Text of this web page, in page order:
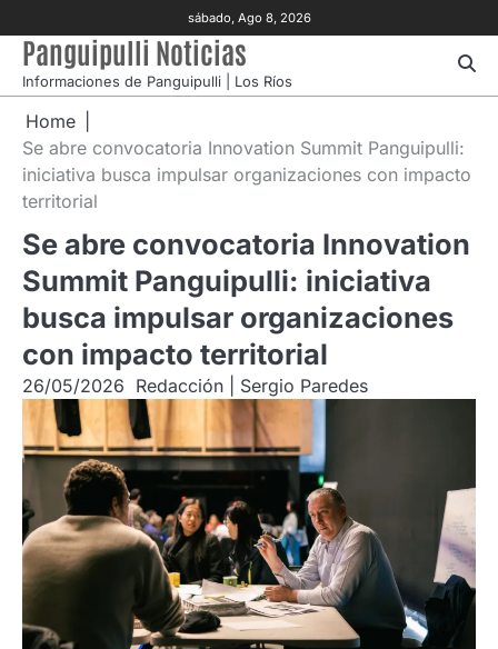
to
content
sábado, Ago 8, 2026
Panguipulli Noticias
Informaciones de Panguipulli | Los Ríos
Home
Se abre convocatoria Innovation Summit Panguipulli:
iniciativa busca impulsar organizaciones con impacto
territorial
Se abre convocatoria Innovation
Summit Panguipulli: iniciativa
busca impulsar organizaciones
con impacto territorial
26/05/2026 Redacción | Sergio Paredes